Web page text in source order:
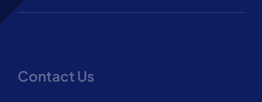
Contact Us